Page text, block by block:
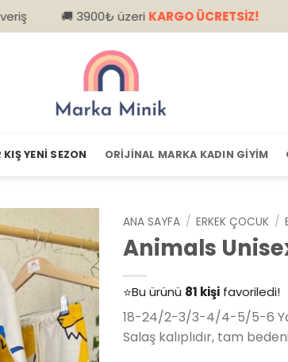
üzeriKARGO ÜCRETSİZ! 📦 Kapıda
YENI SEZON ORIJINAL MARKA KADIN GIYIM
ANA SAYFA / ERKEK ÇOCUK /
Animals
👀Şu an
⭐️Bu ürünü 81 kişi favoriledi!
🛒39 kişisepetine ekledi!
✅Bugün14 adetsatıldı
18-24/2-3/3-4/4-5/5-6
Salaş kalıplıdır, tam